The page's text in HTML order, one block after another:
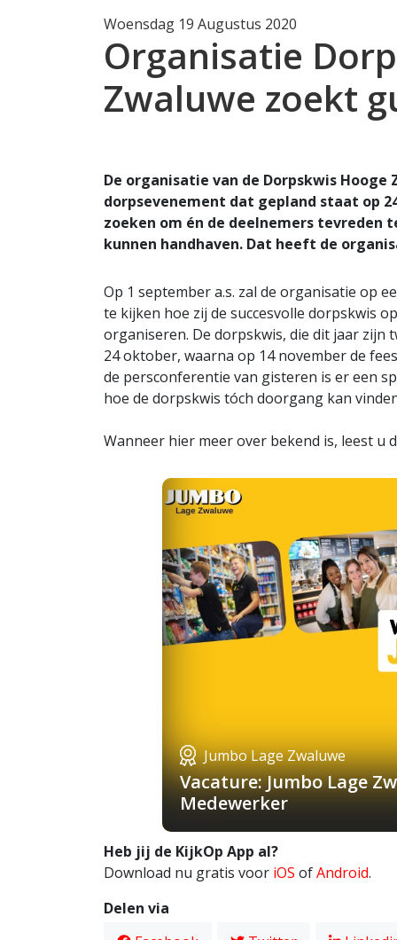
Woensdag 19 Augustus 2020
Organisatie
Zwaluwe zoekt
De organisatie van de Dorpskwis
dorpsevenement dat gepland staat op
zoeken om én de deelnemers tevreden
kunnen handhaven. Dat heeft de
Op 1 september a.s. zal de organisatie op
te kijken hoe zij de succesvolle dorpskwis
organiseren. De dorpskwis, die dit jaar zijn
24 oktober, waarna op 14 november de
de persconferentie van gisteren is er een
hoe de dorpskwis tóch doorgang kan
Wanneer hier meer over bekend is, leest u
Jumbo Lage Zwaluwe
Vacature: Jumbo Lage
Medewerker
Heb jij de KijkOp App al?
Download nu gratis voor iOS ofAndroid.
Delen via